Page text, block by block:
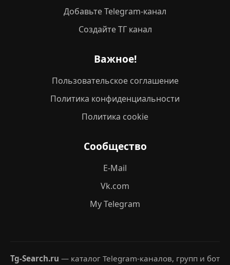
Добавьте Telegram-канал
Создайте ТГ канал
Важное!
Пользовательское соглашение
Политика конфиденциальности
Политика cookie
Сообщество
E-Mail
Vk.com
My Telegram
Tg-Search.ru — каталог Telegram-каналов, групп и бот